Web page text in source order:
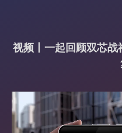
视频丨一起回顾双芯战
视
频
播